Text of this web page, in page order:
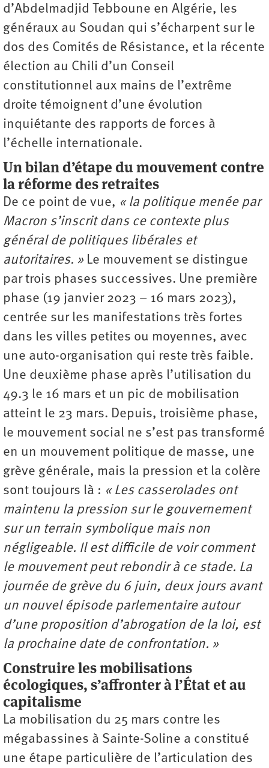
d’Abdelmadjid Tebboune en Algérie, les
généraux au Soudan qui s’écharpent sur le
dos des Comités de Résistance, et la récente
élection au Chili d’un Conseil
constitutionnel aux mains de l’extrême
droite témoignent d’une évolution
inquiétante des rapports de forces à
l’échelle internationale.
Un bilan d’étape du mouvement contre
la réforme des retraites
De ce point de vue, « la politique menée par
Macron s’inscrit dans ce contexte plus
général de politiques libérales et
autoritaires. » Le mouvement se distingue
par trois phases successives. Une première
phase (19 janvier 2023 – 16 mars 2023),
centrée sur les manifestations très fortes
dans les villes petites ou moyennes, avec
une auto-organisation qui reste très faible.
Une deuxième phase après l’utilisation du
49.3 le 16 mars et un pic de mobilisation
atteint le 23 mars. Depuis, troisième phase,
le mouvement social ne s’est pas transformé
en un mouvement politique de masse, une
grève générale, mais la pression et la colère
sont toujours là : « Les casserolades ont
maintenu la pression sur le gouvernement
sur un terrain symbolique mais non
négligeable. Il est difficile de voir comment
le mouvement peut rebondir à ce stade. La
journée de grève du 6 juin, deux jours avant
un nouvel épisode parlementaire autour
d’une proposition d’abrogation de la loi, est
la prochaine date de confrontation. »
Construire les mobilisations
écologiques, s’affronter à l’État et au
capitalisme
La mobilisation du 25 mars contre les
mégabassines à Sainte-Soline a constitué
une étape particulière de l’articulation des